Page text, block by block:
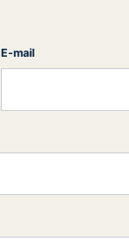
E-mail